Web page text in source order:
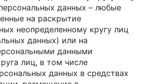
данных – любые
на раскрытие
неопределенному кругу лиц
данных) или на
данными
лиц, в том числе
данных в средствах